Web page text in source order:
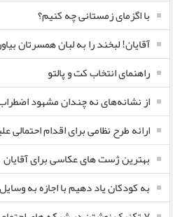
با اگزمای زمستانی چه کنیم؟
آقایان! لبخند را به لبان همسرتان
راهنمای انتخاب کت و پالتو
از نشانه‌های نه چندان مشهود
ارائه طرح نظامی برای اقدام احتمالی
بهترین ژست های عکاسی برای آقایان
به کودکان یاد دهیم با اجازه به